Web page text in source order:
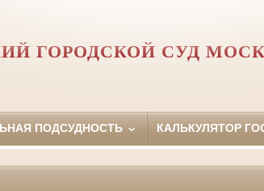
ГОРОДСКОЙ СУД
ПОДСУДНОСТЬ КАЛЬКУЛЯТОР